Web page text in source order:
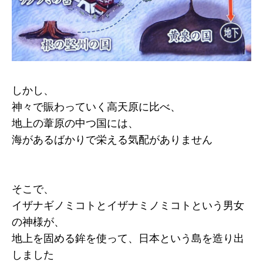
しかし、
神々で賑わっていく高天原に比べ、
地上の葦原の中つ国には、
海があるばかりで栄える気配がありません
そこで、
イザナギノミコトとイザナミノミコトという男女
の神様が、
地上を固める鉾を使って、日本という島を造り出
しました